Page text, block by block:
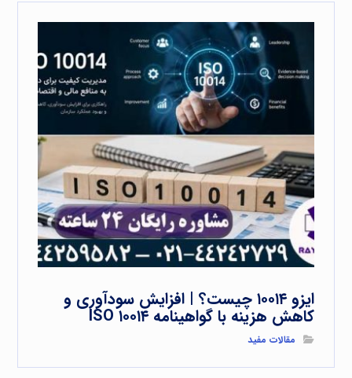
ایزو ۱۰۰۱۴ چیست؟ | افزایش سودآوری و
کاهش هزینه با گواهینامه ISO ۱۰۰۱۴
مقالات مفید